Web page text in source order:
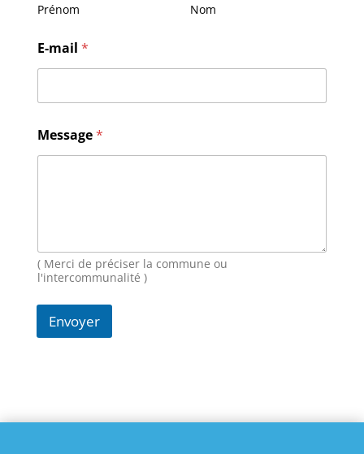
Prénom Nom
E-mail *
-
m
s
a
e
o
Message*
( Merci de préciser la commune ou
l'intercommunalité )
Envoyer